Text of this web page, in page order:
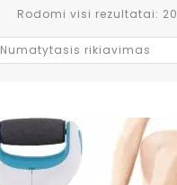
Rodomi visi rezultatai: 20
Numatytasis rikiavimas